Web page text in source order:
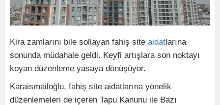
Kira zamlarını bile sollayan fahiş site aidatlarına
sonunda müdahale geldi. Keyfi artışlara son noktayı
koyan düzenleme yasaya dönüşüyor.
Karaismailoğlu, fahiş site aidatlarına yönelik
düzenlemeleri de içeren Tapu Kanunu ile Bazı